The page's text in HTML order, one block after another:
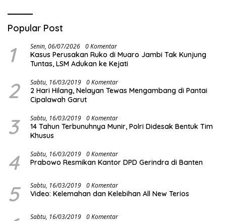
Popular Post
1 Senin, 06/07/2026 0 Komentar
Kasus Perusakan Ruko di Muaro Jambi Tak Kunjung
Tuntas, LSM Adukan ke Kejati
2 Sabtu, 16/03/2019 0 Komentar
2 Hari Hilang, Nelayan Tewas Mengambang di Pantai
Cipalawah Garut
3 Sabtu, 16/03/2019 0 Komentar
14 Tahun Terbunuhnya Munir, Polri Didesak Bentuk Tim
Khusus
4 Sabtu, 16/03/2019 0 Komentar
Prabowo Resmikan Kantor DPD Gerindra di Banten
5 Sabtu, 16/03/2019 0 Komentar
Video: Kelemahan dan Kelebihan All New Terios
Sabtu, 16/03/2019 0 Komentar